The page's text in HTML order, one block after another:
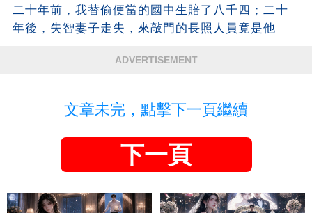
二十年前，我替偷便當的國中生賠了八千四；二十
年後，失智妻子走失，來敲門的長照人員竟是他
ADVERTISEMENT
文章未完，點擊下一頁繼續
下一頁